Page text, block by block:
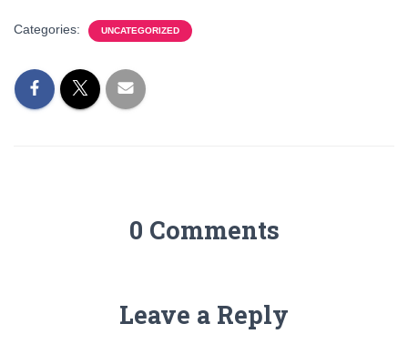
Categories: UNCATEGORIZED
0 Comments
Leave a Reply